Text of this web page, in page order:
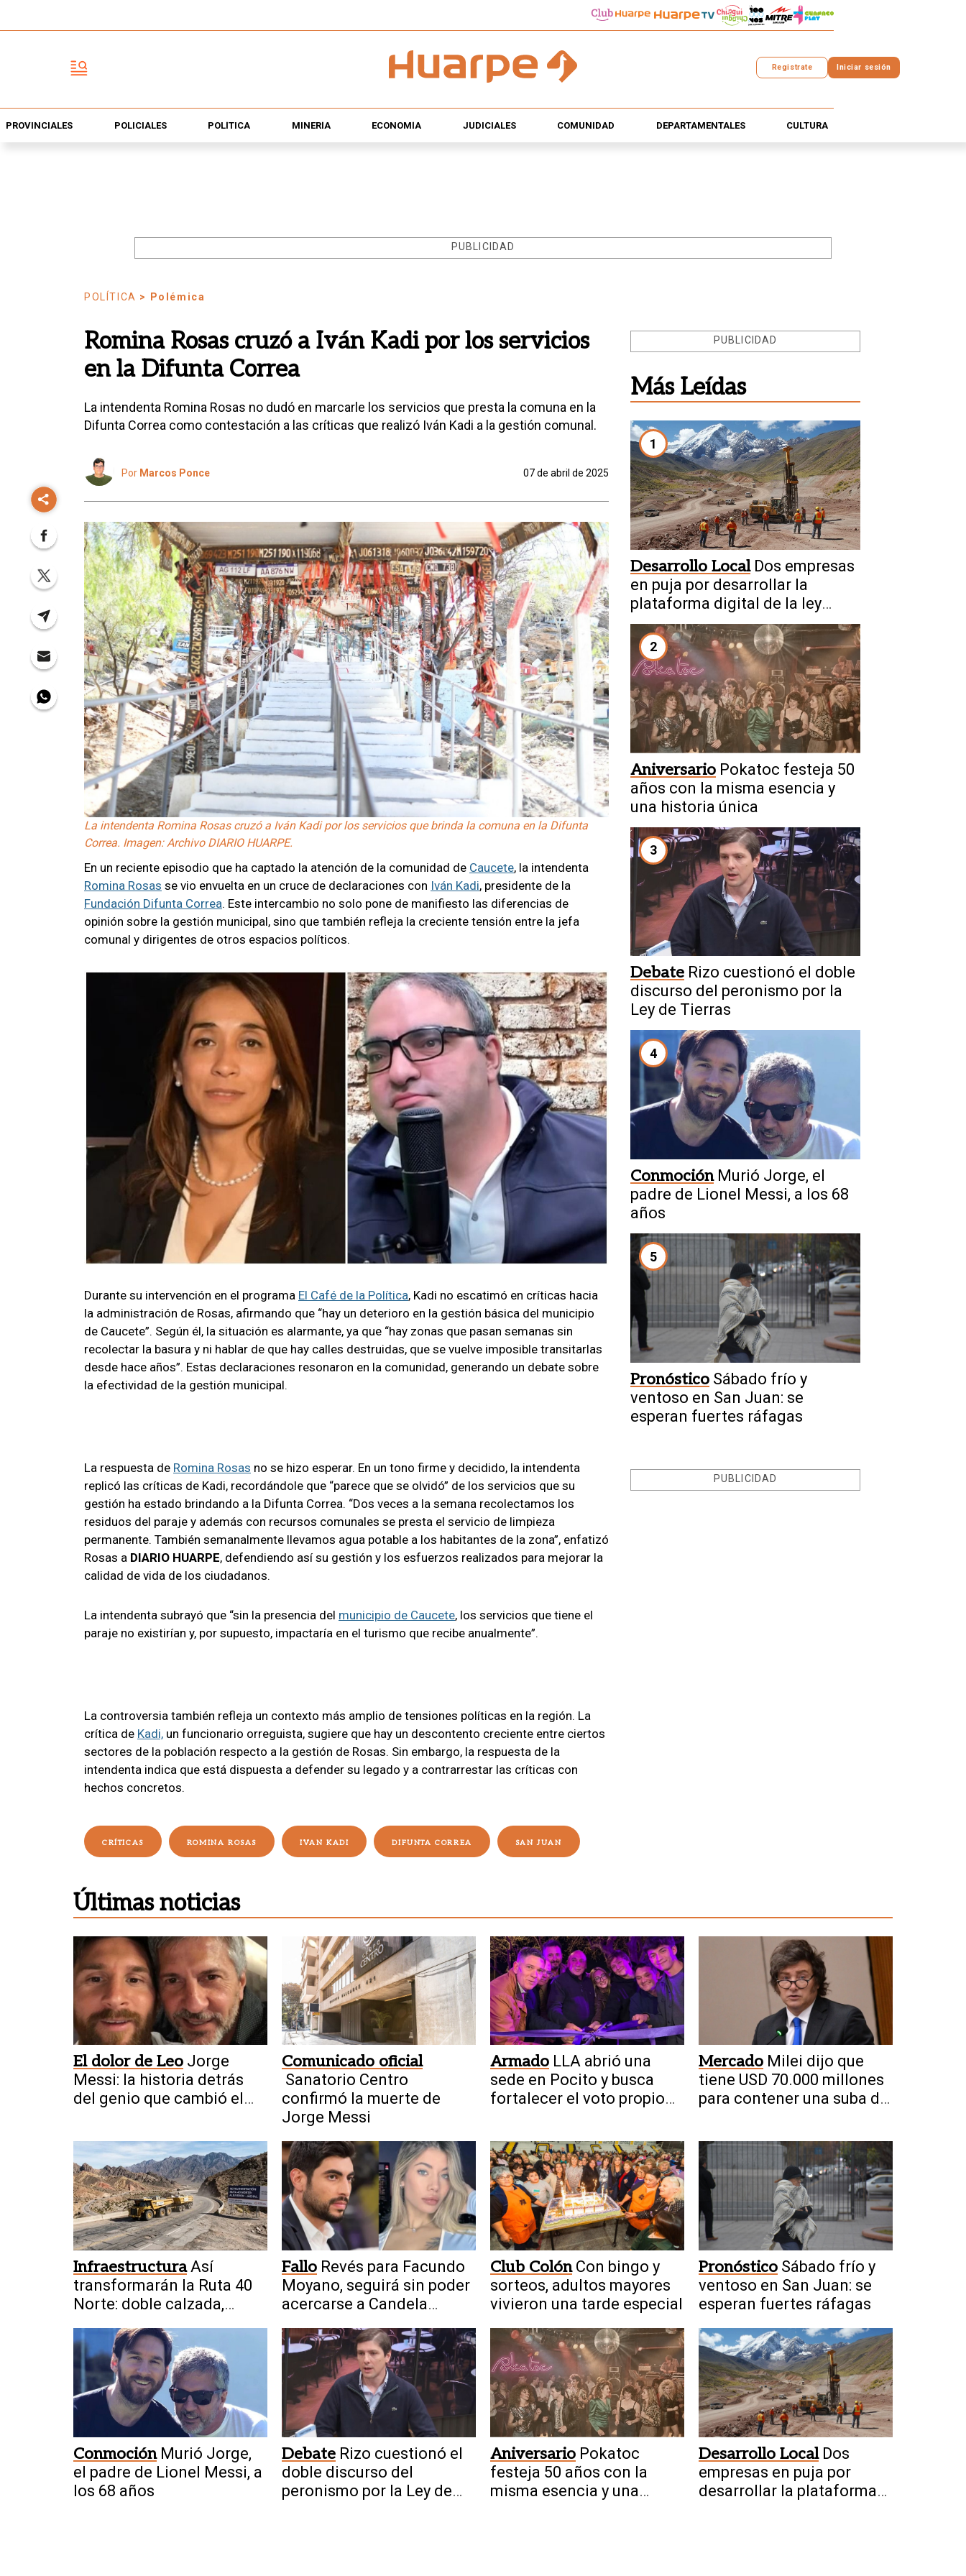
Registrate Iniciar sesión
PROVINCIALES POLICIALES POLÍTICA MINERÍA ECONOMÍA JUDICIALES COMUNIDAD DEPARTAMENTALES CULTURA
PUBLICIDAD
POLÍTICA > Polémica
Romina Rosas cruzó a Iván Kadi por los servicios
en la Difunta Correa
La intendenta Romina Rosas no dudó en marcarle los servicios que presta la comuna en la
Difunta Correa como contestación a las críticas que realizó Iván Kadi a la gestión comunal.
Por Marcos Ponce 07 de abril de 2025
La intendenta Romina Rosas cruzó a Iván Kadi por los servicios que brinda la comuna en la Difunta
Correa. Imagen: Archivo DIARIO HUARPE.
En un reciente episodio que ha captado la atención de la comunidad de Caucete, la intendenta
Romina Rosas se vio envuelta en un cruce de declaraciones con Iván Kadi, presidente de la
Fundación Difunta Correa. Este intercambio no solo pone de manifiesto las diferencias de
opinión sobre la gestión municipal, sino que también refleja la creciente tensión entre la jefa
comunal y dirigentes de otros espacios políticos.
Durante su intervención en el programa El Café de la Política, Kadi no escatimó en críticas hacia
la administración de Rosas, afirmando que “hay un deterioro en la gestión básica del municipio
de Caucete”. Según él, la situación es alarmante, ya que “hay zonas que pasan semanas sin
recolectar la basura y ni hablar de que hay calles destruidas, que se vuelve imposible transitarlas
desde hace años”. Estas declaraciones resonaron en la comunidad, generando un debate sobre
la efectividad de la gestión municipal.
La respuesta de Romina Rosas no se hizo esperar. En un tono firme y decidido, la intendenta
replicó las críticas de Kadi, recordándole que “parece que se olvidó” de los servicios que su
gestión ha estado brindando a la Difunta Correa. “Dos veces a la semana recolectamos los
residuos del paraje y además con recursos comunales se presta el servicio de limpieza
permanente. También semanalmente llevamos agua potable a los habitantes de la zona”, enfatizó
Rosas a DIARIO HUARPE, defendiendo así su gestión y los esfuerzos realizados para mejorar la
calidad de vida de los ciudadanos.
La intendenta subrayó que “sin la presencia del municipio de Caucete, los servicios que tiene el
paraje no existirían y, por supuesto, impactaría en el turismo que recibe anualmente”.
La controversia también refleja un contexto más amplio de tensiones políticas en la región. La
crítica de Kadi, un funcionario orreguista, sugiere que hay un descontento creciente entre ciertos
sectores de la población respecto a la gestión de Rosas. Sin embargo, la respuesta de la
intendenta indica que está dispuesta a defender su legado y a contrarrestar las críticas con
hechos concretos.
CRÍTICAS ROMINA ROSAS IVAN KADI DIFUNTA CORREA SAN JUAN
PUBLICIDAD
Más Leídas
1
Desarrollo Local Dos empresas
en puja por desarrollar la
plataforma digital de la ley
minera
2
Aniversario Pokatoc festeja 50
años con la misma esencia y
una historia única
3
Debate Rizo cuestionó el doble
discurso del peronismo por la
Ley de Tierras
4
Conmoción Murió Jorge, el
padre de Lionel Messi, a los 68
años
5
Pronóstico Sábado frío y
ventoso en San Juan: se
esperan fuertes ráfagas
PUBLICIDAD
Últimas noticias
El dolor de Leo Jorge
Messi: la historia detrás
del genio que cambió el
Comunicado oficial
Sanatorio Centro
confirmó la muerte de
Jorge Messi
Armado LLA abrió una
sede en Pocito y busca
fortalecer el voto propio
Mercado Milei dijo que
tiene USD 70.000 millones
para contener una suba del
Infraestructura Así
transformarán la Ruta 40
Norte: doble calzada,
Fallo Revés para Facundo
Moyano, seguirá sin poder
acercarse a Candela
Club Colón Con bingo y
sorteos, adultos mayores
vivieron una tarde especial
Pronóstico Sábado frío y
ventoso en San Juan: se
esperan fuertes ráfagas
Conmoción Murió Jorge,
el padre de Lionel Messi, a
los 68 años
Debate Rizo cuestionó el
doble discurso del
peronismo por la Ley de
Aniversario Pokatoc
festeja 50 años con la
misma esencia y una
Desarrollo Local Dos
empresas en puja por
desarrollar la plataforma